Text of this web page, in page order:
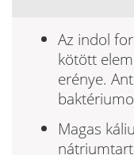
Az indol
kötött
erénye.
Magas